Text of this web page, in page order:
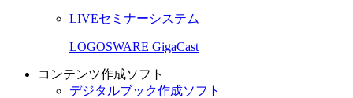
LIVEセミナーシステム
LOGOSWARE GigaCast
コンテンツ作成ソフト
デジタルブック作成ソフト